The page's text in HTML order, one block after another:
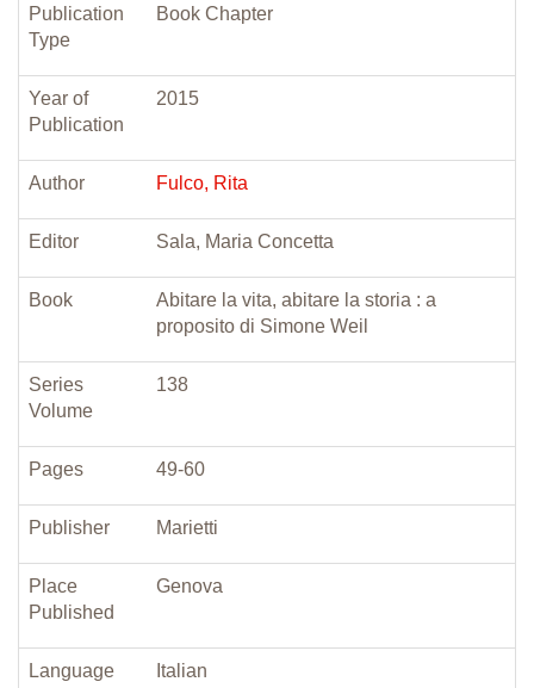
Publication
Type
Book Chapter
Year of
Publication
2015
Author Fulco, Rita
Editor Sala, Maria Concetta
Book
Abitare la vita, abitare la storia : a
proposito di Simone Weil
Series
Volume
138
Pages 49-60
Publisher Marietti
Place
Published
Genova
Language Italian